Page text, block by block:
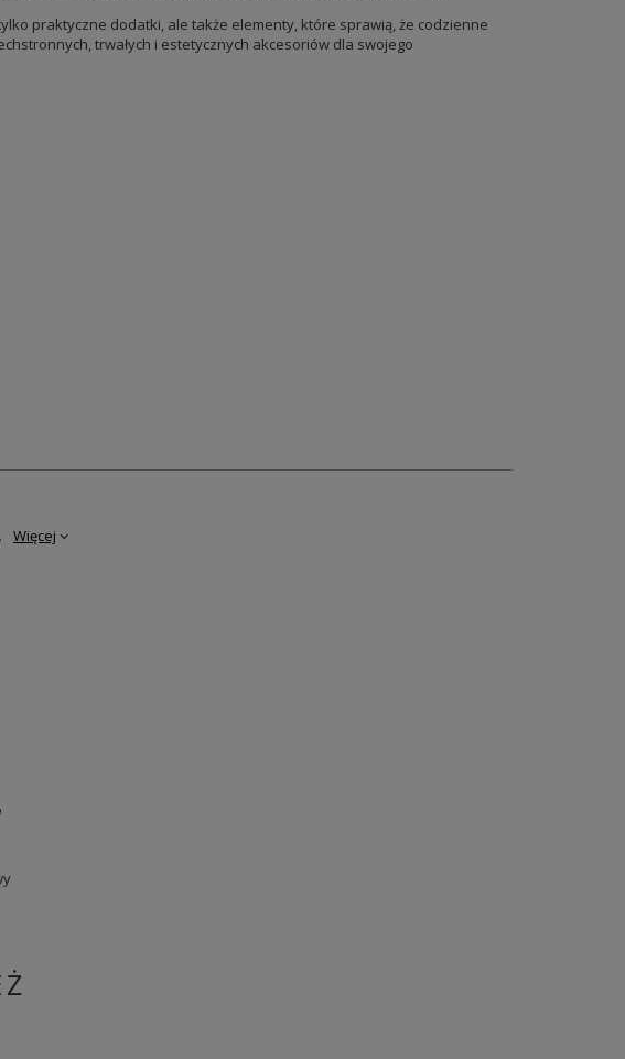
praktyczne dodatki, ale także elementy, które sprawią, że codzienne
trwałych i estetycznych akcesoriów dla swojego
Więcej